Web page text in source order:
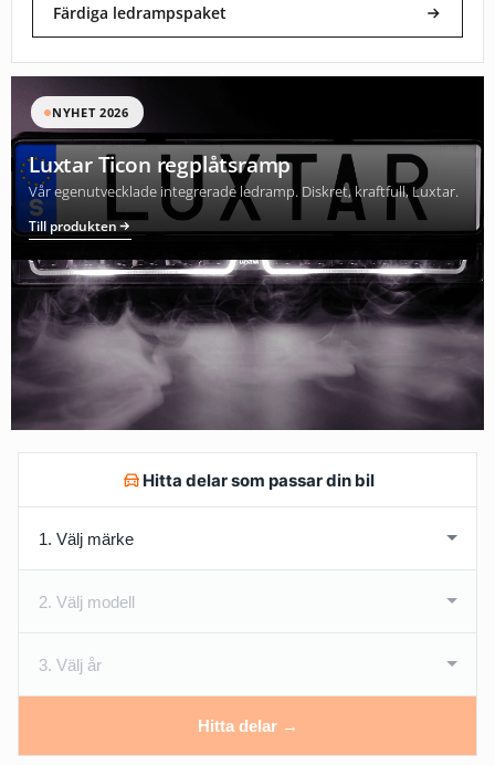
Färdiga ledrampspaket
NYHET 2026
Luxtar Ticon regplåtsramp
Vår egenutvecklade integrerade ledramp. Diskret, kraftfull, Luxtar.
Till produkten
Hitta delar som passar din bil
Hitta delar →